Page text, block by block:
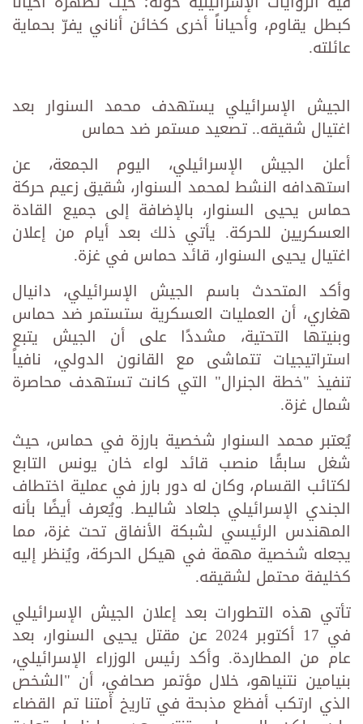
كبطل يقاوم، وأحياناً أخرى كخائن أناني يفرّ بحماية
عائلته.
الجيش الإسرائيلي يستهدف محمد السنوار بعد
اغتيال شقيقه.. تصعيد مستمر ضد حماس
أعلن الجيش الإسرائيلي، اليوم الجمعة، عن
استهدافه النشط لمحمد السنوار، شقيق زعيم حركة
حماس يحيى السنوار، بالإضافة إلى جميع القادة
العسكريين للحركة. يأتي ذلك بعد أيام من إعلان
اغتيال يحيى السنوار، قائد حماس في غزة.
وأكد المتحدث باسم الجيش الإسرائيلي، دانيال
هغاري، أن العمليات العسكرية ستستمر ضد حماس
وبنيتها التحتية، مشددًا على أن الجيش يتبع
استراتيجيات تتماشى مع القانون الدولي، نافياً
تنفيذ "خطة الجنرال" التي كانت تستهدف محاصرة
شمال غزة.
يُعتبر محمد السنوار شخصية بارزة في حماس، حيث
شغل سابقًا منصب قائد لواء خان يونس التابع
لكتائب القسام، وكان له دور بارز في عملية اختطاف
الجندي الإسرائيلي جلعاد شاليط. ويُعرف أيضًا بأنه
المهندس الرئيسي لشبكة الأنفاق تحت غزة، مما
يجعله شخصية مهمة في هيكل الحركة، ويُنظر إليه
كخليفة محتمل لشقيقه.
تأتي هذه التطورات بعد إعلان الجيش الإسرائيلي
في 17 أكتوبر 2024 عن مقتل يحيى السنوار، بعد
عام من المطاردة. وأكد رئيس الوزراء الإسرائيلي،
بنيامين نتنياهو، خلال مؤتمر صحافي، أن "الشخص
الذي ارتكب أفظع مذبحة في تاريخ أمتنا تم القضاء